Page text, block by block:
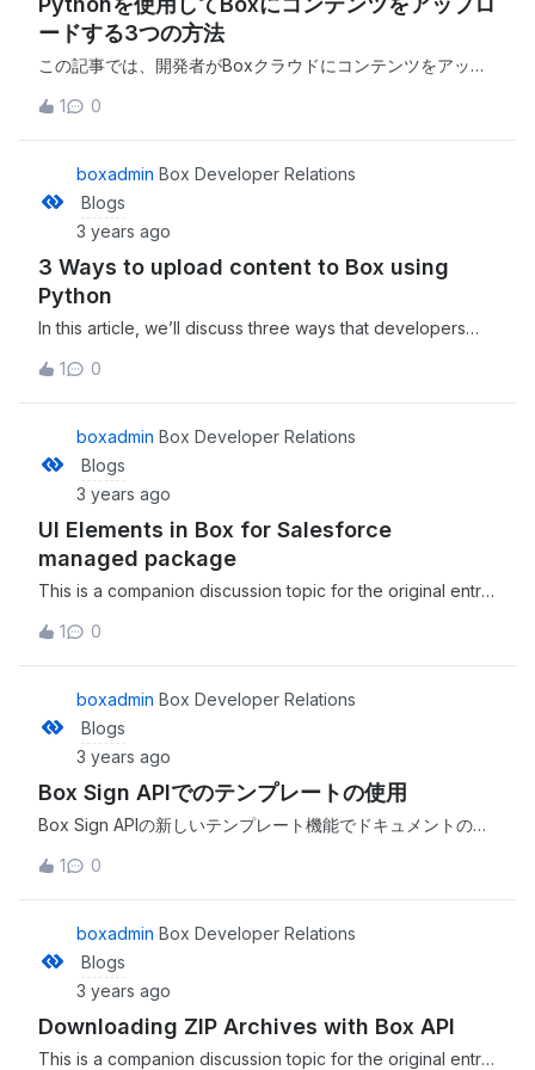
integration-mapping-between-slack-channels-and-box-
folders-using-the-box-api-2dca6074b17a?source=rss----
a995c24848a3---4
ードする3つの方法
この記事では、開発者がBoxクラウドにコンテンツをアップ
ド、分割アップロード、手動アップロード) について説明し
ます。各方法にはそれぞれメリットとユースケースがありま
す。ここでは、Box Python SDKを使用してこれらの方法を
実装する方法について説明します。この記事を読み終える
と、使用できる各種アップロード方法と、特定のニーズに最
適な方法について理解を深めることができます。 This is a
companion discussion topic for the original entry at
https://medium.com/box-developer-
E3%81%97%E3%81%A6box%E3%81%AB%E3%82%B3
%E3%83%B3%E3%83%86%E3%83%B3%E3%83%84%
%82%8B3%E3%81%A4%E3%81%AE%E6%96%B9%E6
%B3%95-db0e26ec3d74?source=rss----
a995c24848a3---4
1 0
boxadmin Box Developer Relations
Blogs
3 years ago
3 Ways to upload content to Box using
Python
In this article, we’ll discuss three ways that developers
include the normal upload, chunked upload, and manual
upload. Each method has its own benefits and use cases,
and we’ll explore how to implement them using the Box
Python SDK. By the end of this article, you’ll have a better
understanding of the different upload methods available
to you and which one may be the best fit for your
specific needs. This is a companion discussion topic for
the original entry at https://medium.com/box-developer-
5c41d015faf9?source=rss----a995c24848a3---4
1 0
boxadmin Box Developer Relations
Blogs
3 years ago
UI Elements in Box for Salesforce
managed package
This is a companion discussion topic for the original entry
salesforce-ui-elements
1 0
boxadmin Box Developer Relations
Blogs
3 years ago
Box Sign APIでのテンプレートの使用
Box Sign APIの新しいテンプレート機能でドキュメントの署
定を可能にします。先日、Boxアプリで作成したテンプレー
トをAPIで直接使用する機能を追加してBox Sign APIを強化
しました。 This is a companion discussion topic for the
original entry at https://medium.com/box-developer-
blog/box-sign-
api%E3%81%A7%E3%81%AE%E3%83%86%E3%83%B3
%E3%83%97%E3%83%AC%E3%83%BC%E3%83%88
%E3%81%AE%E4%BD%BF%E7%94%A8-
1 0
boxadmin Box Developer Relations
Blogs
3 years ago
Downloading ZIP Archives with Box API
This is a companion discussion topic for the original entry